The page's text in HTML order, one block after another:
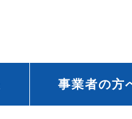
事業者の方